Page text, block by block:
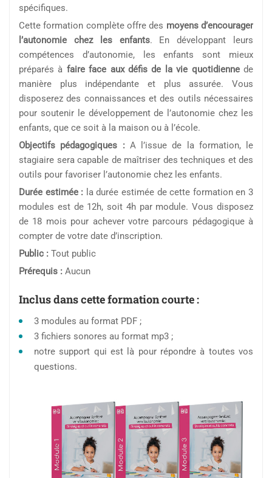
spécifiques.
Cette formation complète offre des moyens d’encourager
l’autonomie chez les enfants. En développant leurs
compétences d’autonomie, les enfants sont mieux
préparés à faire face aux défis de la vie quotidiennede
manière plus indépendante et plus assurée. Vous
disposerez des connaissances et des outils nécessaires
pour soutenir le développement de l’autonomie chez les
enfants, que ce soit à la maison ou à l’école.
Objectifs pédagogiques :A l’issue de la formation, le
stagiaire sera capable de maîtriser des techniques et des
outils pour favoriser l’autonomie chez les enfants.
Durée estimée : la durée estimée de cette formation en 3
modules est de 12h, soit 4h par module. Vous disposez
de 18 mois pour achever votre parcours pédagogique à
compter de votre date d’inscription.
Public : Tout public
Prérequis : Aucun
Inclus dans cette formation courte :
3 modules au format PDF ;
3 fichiers sonores au format mp3 ;
notre support qui est là pour répondre à toutes vos
questions.